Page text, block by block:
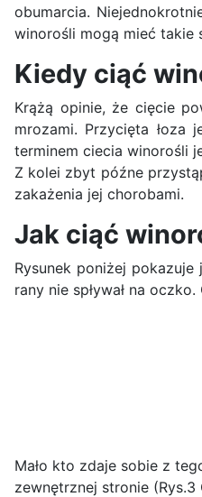
obumarcia.
winorośli mogą mieć takie
Kiedy ciąć
Krążą opinie, że cięcie
mrozami. Przycięta łoza
terminem ciecia winorośli
Z kolei zbyt późne
zakażenia jej chorobami.
Jak ciąć
Rysunek poniżej
rany nie spływał na
Mało kto zdaje sobie z
zewnętrznej stronie